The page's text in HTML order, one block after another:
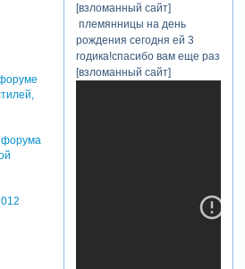
[взломанный сайт]
племянницы на день
рождения сегодня ей 3
годика!спасибо вам еще раз
[взломанный сайт]